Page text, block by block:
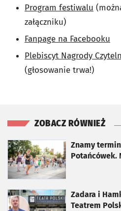
Program festiwalu
załączniku)
Fanpage na Facebooku
Plebiscyt Nagrody
(głosowanie trwa!)
ZOBACZ RÓWNIEŻ
Znamy
Potańcówek.
otworzy się w nowej karcie
Zadara i
Teatrem
otworzy się w nowej karcie